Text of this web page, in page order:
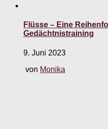
Flüsse – Eine
Gedächtnistraining
9. Juni 2023
von Monika